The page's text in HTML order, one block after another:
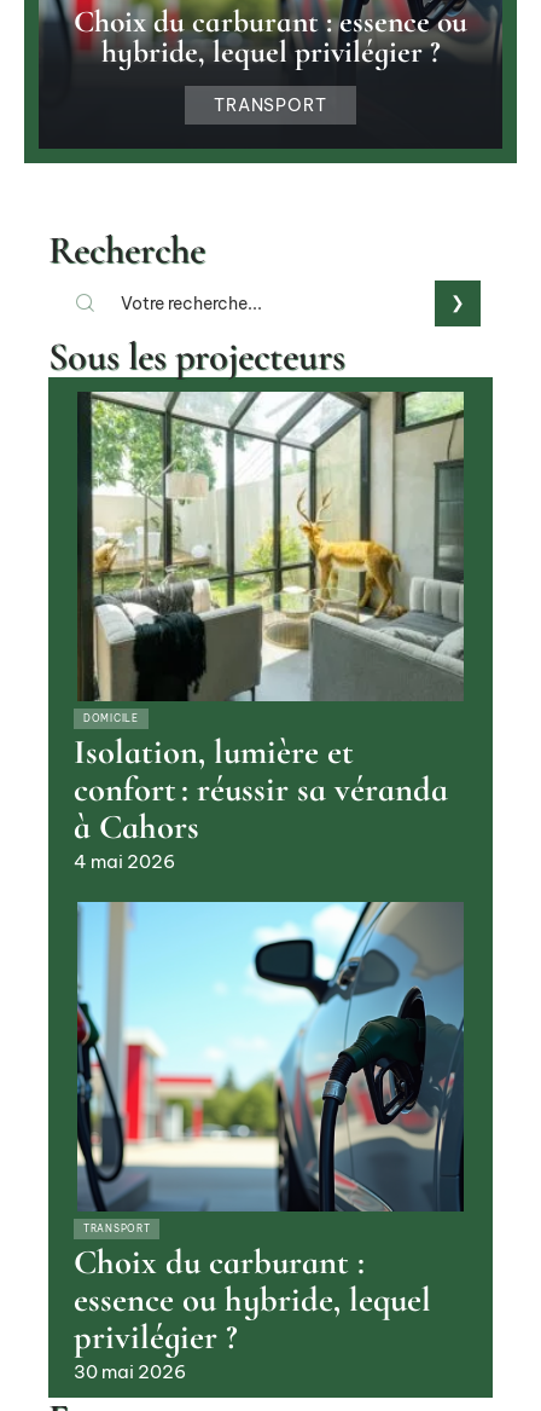
Choix du carburant : essence ou
hybride, lequel privilégier ?
TRANSPORT
Recherche
Sous les projecteurs
DOMICILE
Isolation, lumière et
confort : réussir sa véranda
à Cahors
4 mai 2026
TRANSPORT
Choix du carburant :
essence ou hybride, lequel
privilégier ?
30 mai 2026